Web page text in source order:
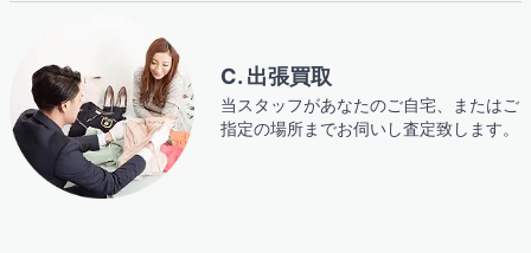
C. 出張買取
当スタッフがあなたのご自宅、またはご
指定の場所までお伺いし査定致します。